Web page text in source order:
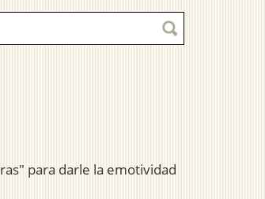
para darle la emotividad